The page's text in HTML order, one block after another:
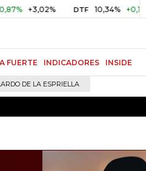
DTF 10,34% +0,10% +0,98%
FUERTE INDICADORES INSIDE
DE LA ESPRIELLA